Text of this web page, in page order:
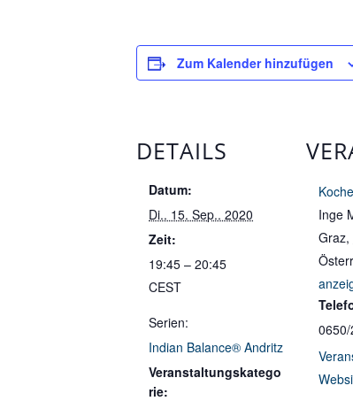
Zum Kalender hinzufügen
DETAILS
Datum:
Di.. 15. Sep.. 2020
Zeit:
19:45 – 20:45
CEST
Serien:
Indian Balance® Andritz
Veranstaltungskatego
rie:
Inge
Graz,